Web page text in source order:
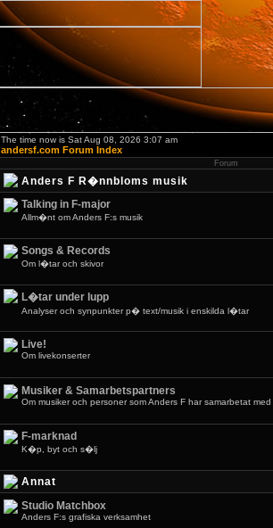
The time now is Sat Aug 08, 2026 3:07 am
andersf.com Forum Index
Forum
Anders F R�nnbloms musik
Talking in F-major
Allm�nt om Anders F:s musik
Songs & Records
Om l�tar och skivor
L�tar under lupp
Analyser och synpunkter p� text/musik i enskilda l�tar
Live!
Om livekonserter
Musiker & Samarbetspartners
Om musiker och personer som Anders F har samarbetat med
F-marknad
K�p, byt och s�lj
Annat
Studio Matchbox
Anders F:s grafiska verksamhet